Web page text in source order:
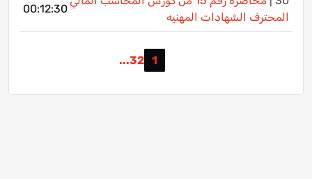
المحترف الشهادات المهنيه
00:12:30
1
2
3
...